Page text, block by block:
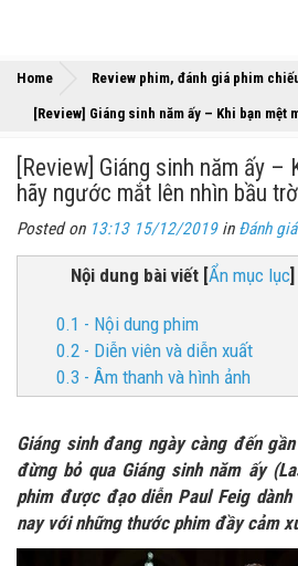
Home Review phim, đánh giá phim
[Review] Giáng sinh năm ấy – Khi bạn
[Review] Giáng sinh năm ấy
hãy ngước mắt lên nhìn bầu
Posted on 13:13 15/12/2019in Đánh
Nội dung bài viết[Ẩn mục lục]
0.1 - Nội dung phim
0.2 - Diễn viên và diễn xuất
0.3 - Âm thanh và hình ảnh
Giáng sinh đang ngày càng đến
đừng bỏ qua Giáng sinh năm ấy
phim được đạo diễn Paul Feig
nay với những thước phim đầy cảm